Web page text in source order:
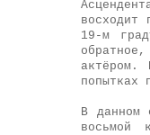
восходит
19-м
актёром.
попытках
В данном
восьмой